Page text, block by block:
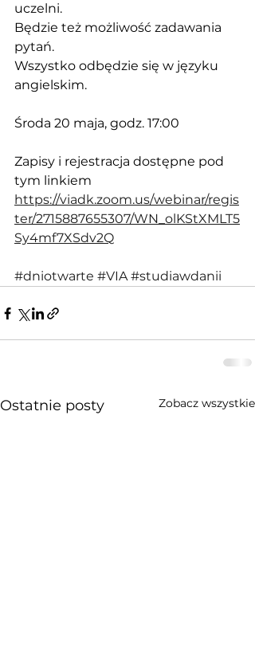
uczelni.
Będzie też możliwość zadawania
pytań.
Wszystko odbędzie się w języku
angielskim.
Środa 20 maja, godz. 17:00
Zapisy i rejestracja dostępne pod
tym linkiem
https://viadk.zoom.us/webinar/regis
ter/2715887655307/WN_olKStXMLT5
Sy4mf7XSdv2Q
#dniotwarte #VIA #studiawdanii
Ostatnie posty Zobacz wszystkie